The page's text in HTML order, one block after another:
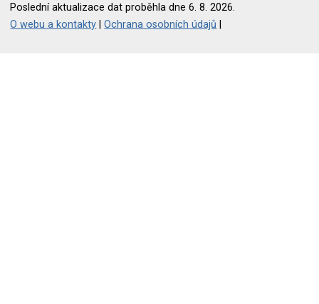
Poslední aktualizace dat proběhla dne 6. 8. 2026.
O webu a kontakty |Ochrana osobních údajů